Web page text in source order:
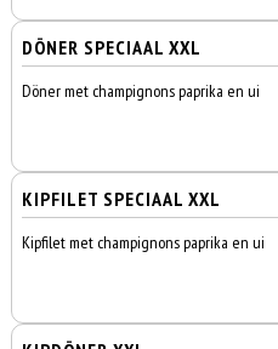
DÖNER SPECIAAL XXL
Döner met champignons paprika en ui
KIPFILET SPECIAAL XXL
Kipfilet met champignons paprika en ui